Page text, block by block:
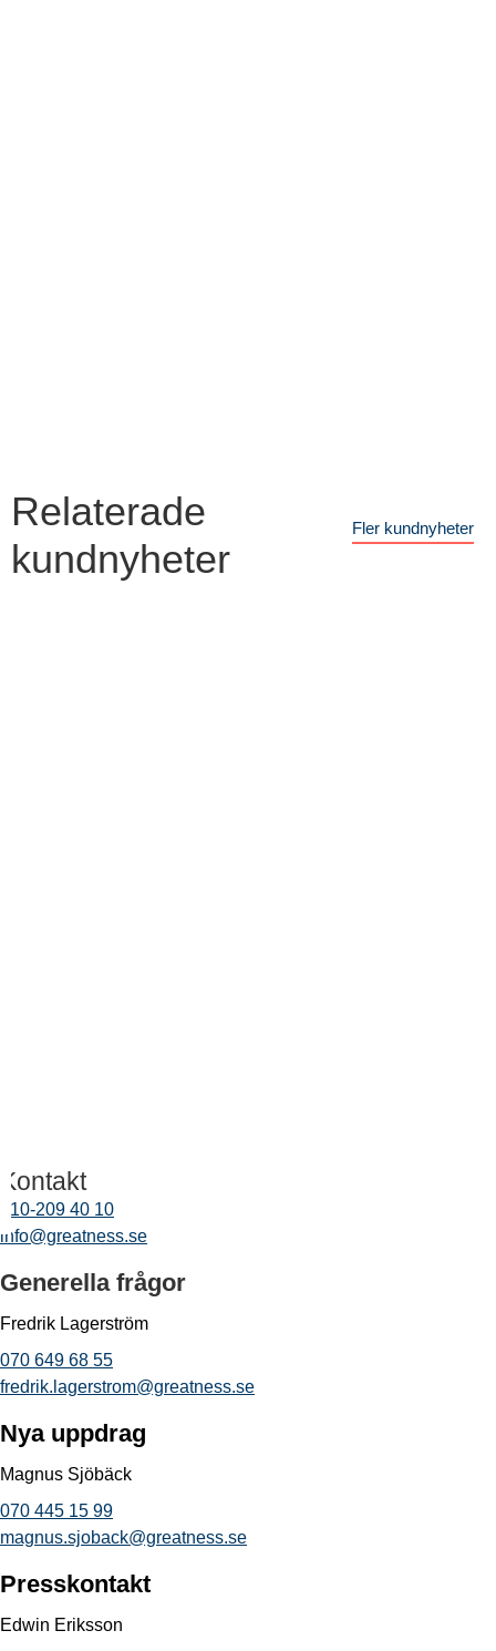
Relaterade
kundnyheter
Fler kundnyheter
Kontakt
010-209 40 10
info@greatness.se
Generella frågor
Fredrik Lagerström
070 649 68 55
fredrik.lagerstrom@greatness.se
Nya uppdrag
Magnus Sjöbäck
070 445 15 99
magnus.sjoback@greatness.se
Presskontakt
Edwin Eriksson